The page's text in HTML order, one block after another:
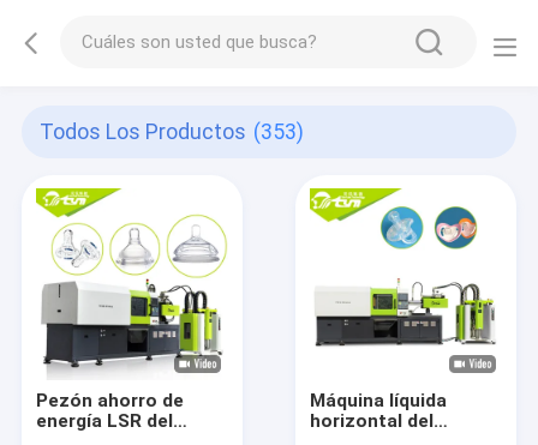
Todos Los Productos (353)
Pezón ahorro de
energía LSR del
Máquina líquida
horizontal del